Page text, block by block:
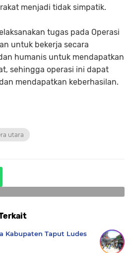
menjadi tidak simpatik.
tugas pada Operasi
untuk bekerja secara
humanis untuk mendapatkan
sehingga operasi ini dapat
mendapatkan keberhasilan.
utara
Kabupaten Taput Ludes